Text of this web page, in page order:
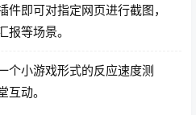
件即可对指定网页进行截图，
报等场景。
个小游戏形式的反应速度测
互动。